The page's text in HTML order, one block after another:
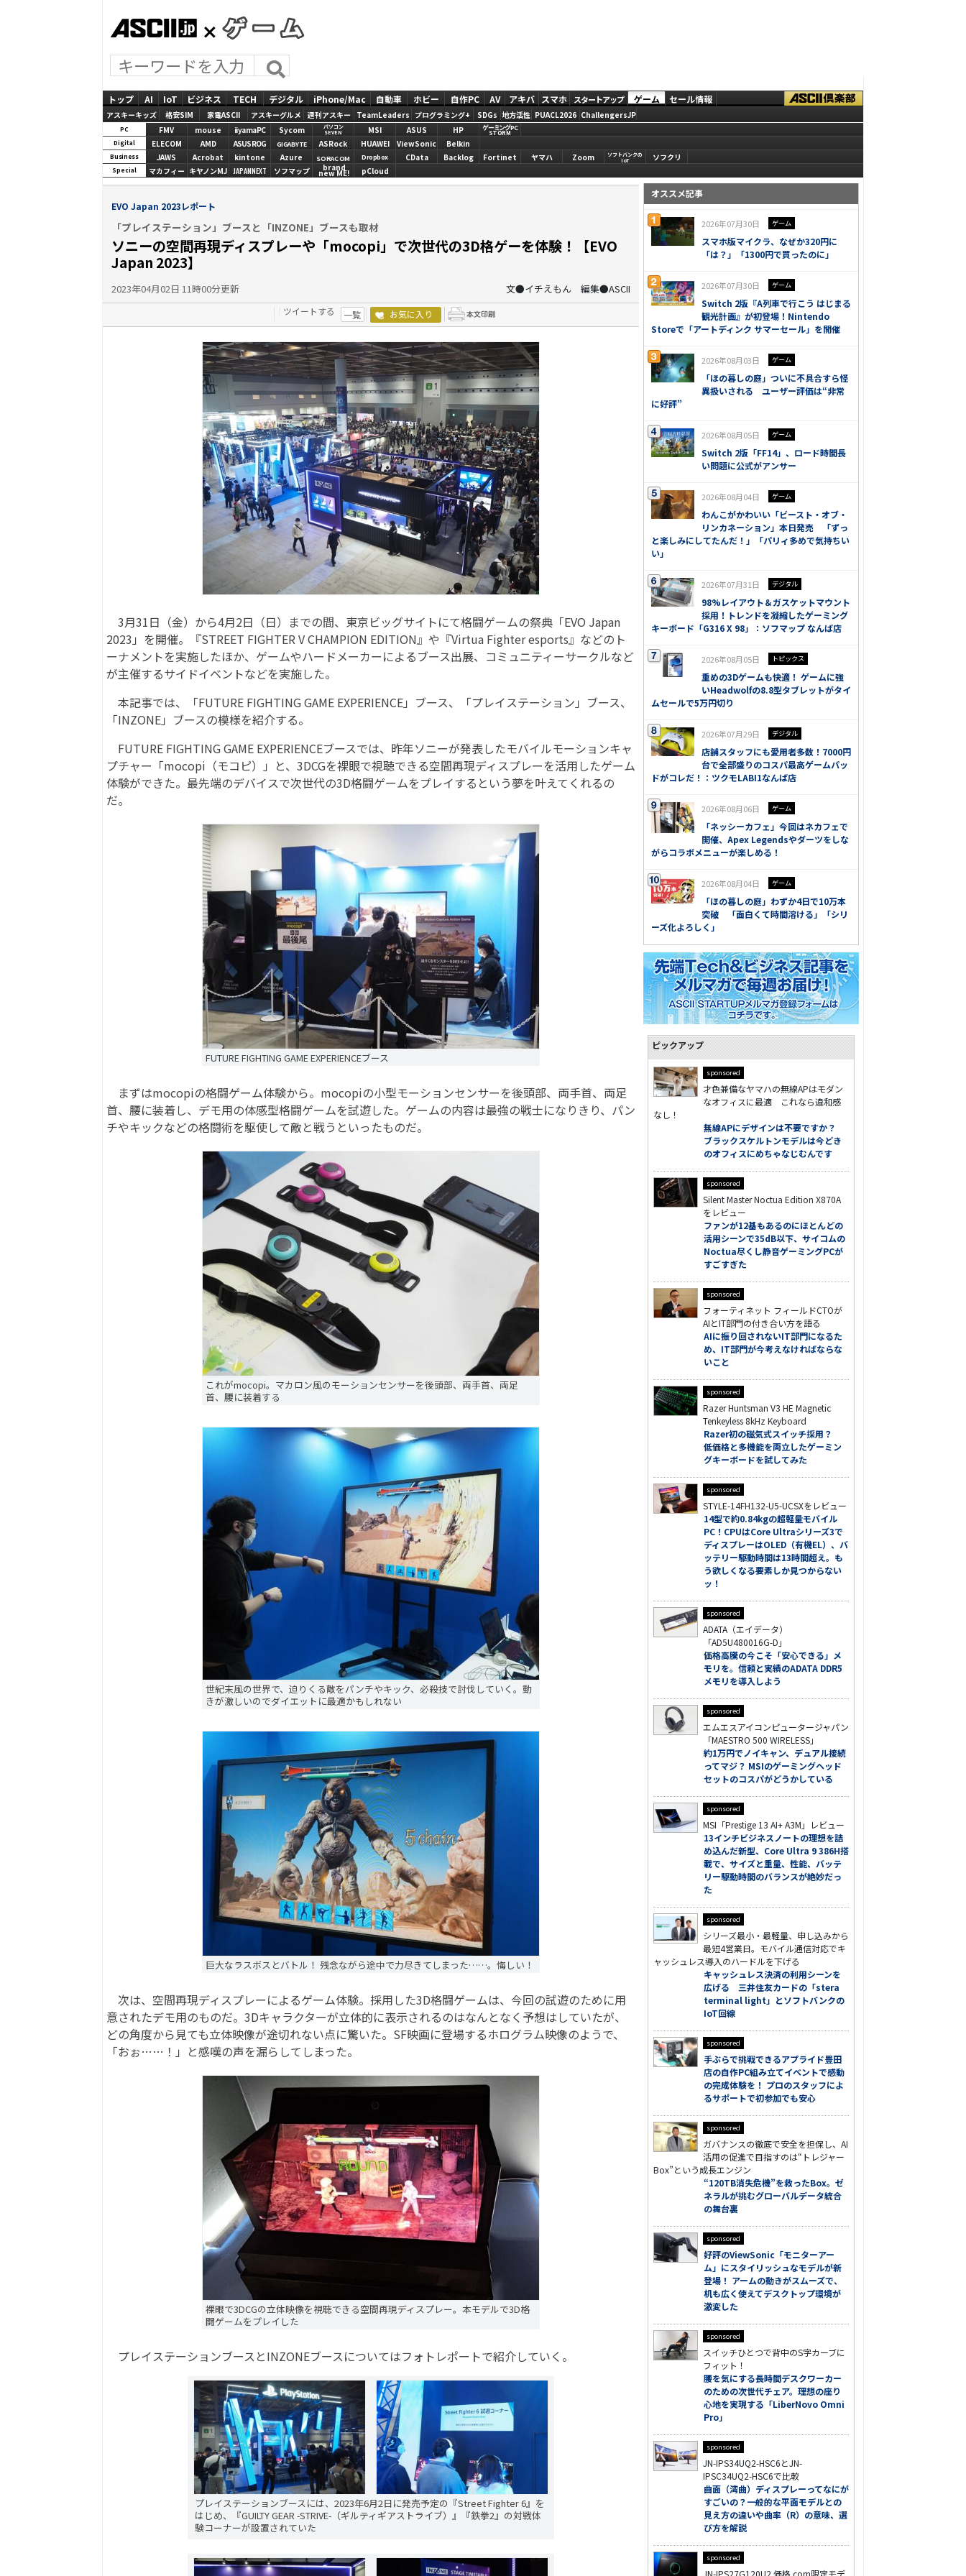
トップ AI IoT ビジネス TECH デジタル iPhone/Mac 自動車 ホビー 自作PC AV アキバ スマホ スタートアップ ゲーム セール情報
アスキーキッズ 格安SIM 家電ASCII アスキーグルメ 週刊アスキー TeamLeaders プログラミング+ SDGs 地方活性 PUACL2026 ChallengersJP
PC FMV mouse iiyamaPC Sycom
パソコン
SEVEN
MSI ASUS HP ゲーミングPC
STORM
Digital ELECOM AMD ASUS ROG GIGABYTE ASRock HUAWEI ViewSonic Belkin
Business JAWS Acrobat kintone Azure SORACOM Dropbox CData Backlog Fortinet ヤマハ Zoom
ソフトバンクの
IoT
ソフクリ
Special マカフィー キヤノンMJ JAPANNEXT ソフマップ brand
new ME! pCloud
EVO Japan 2023レポート
「プレイステーション」ブースと「INZONE」ブースも取材
ソニーの空間再現ディスプレーや「mocopi」で次世代の3D格ゲーを体験！【EVO
Japan 2023】
2023年04月02日 11時00分更新 文●イチえもん 編集●ASCII
ツイートする 一覧 お気に入り
3月31日（金）から4月2日（日）までの間、東京ビッグサイトにて格闘ゲームの祭典「EVO Japan
2023」を開催。『STREET FIGHTER V CHAMPION EDITION』や『Virtua Fighter esports』などのト
ーナメントを実施したほか、ゲームやハードメーカーによるブース出展、コミュニティーサークルなど
が主催するサイドイベントなどを実施した。
本記事では、「FUTURE FIGHTING GAME EXPERIENCE」ブース、「プレイステーション」ブース、
「INZONE」ブースの模様を紹介する。
FUTURE FIGHTING GAME EXPERIENCEブースでは、昨年ソニーが発表したモバイルモーションキャ
プチャー「mocopi（モコピ）」と、3DCGを裸眼で視聴できる空間再現ディスプレーを活用したゲーム
体験ができた。最先端のデバイスで次世代の3D格闘ゲームをプレイするという夢を叶えてくれるの
だ。
FUTURE FIGHTING GAME EXPERIENCEブース
まずはmocopiの格闘ゲーム体験から。mocopiの小型モーションセンサーを後頭部、両手首、両足
首、腰に装着し、デモ用の体感型格闘ゲームを試遊した。ゲームの内容は最強の戦士になりきり、パン
チやキックなどの格闘術を駆使して敵と戦うといったものだ。
これがmocopi。マカロン風のモーションセンサーを後頭部、両手首、両足
首、腰に装着する
世紀末風の世界で、迫りくる敵をパンチやキック、必殺技で討伐していく。動
きが激しいのでダイエットに最適かもしれない
巨大なラスボスとバトル！ 残念ながら途中で力尽きてしまった……。悔しい！
次は、空間再現ディスプレーによるゲーム体験。採用した3D格闘ゲームは、今回の試遊のために用
意されたデモ用のものだ。3Dキャラクターが立体的に表示されるのはなんとなく予想はしていたが、
どの角度から見ても立体映像が途切れない点に驚いた。SF映画に登場するホログラム映像のようで、
「おぉ……！」と感嘆の声を漏らしてしまった。
裸眼で3DCGの立体映像を視聴できる空間再現ディスプレー。本モデルで3D格
闘ゲームをプレイした
プレイステーションブースとINZONEブースについてはフォトレポートで紹介していく。
プレイステーションブースには、2023年6月2日に発売予定の『Street Fighter 6』を
はじめ、『GUILTY GEAR -STRIVE-（ギルティギアストライブ）』『鉄拳2』の対戦体
験コーナーが設置されていた
オススメ記事
2026年07月30日 ゲーム
スマホ版マイクラ、なぜか320円に
「は？」「1300円で買ったのに」
2026年07月30日 ゲーム
Switch 2版『A列車で行こう はじまる
観光計画』が初登場！Nintendo
Storeで「アートディンク サマーセール」を開催
2026年08月03日 ゲーム
「ほの暮しの庭」ついに不具合すら怪
異扱いされる ユーザー評価は“非常
に好評”
2026年08月05日 ゲーム
Switch 2版「FF14」、ロード時間長
い問題に公式がアンサー
2026年08月04日 ゲーム
わんこがかわいい「ビースト・オブ・
リンカネーション」本日発売 「ずっ
と楽しみにしてたんだ！」「パリィ多めで気持ちい
い」
2026年07月31日 デジタル
98%レイアウト＆ガスケットマウント
採用！トレンドを凝縮したゲーミング
キーボード「G316 X 98」：ソフマップ なんば店
2026年08月05日 トピックス
重めの3Dゲームも快適！ ゲームに強
いHeadwolfの8.8型タブレットがタイ
ムセールで5万円切り
2026年07月29日 デジタル
店舗スタッフにも愛用者多数！7000円
台で全部盛りのコスパ最高ゲームパッ
ドがコレだ！：ツクモLABI1なんば店
2026年08月06日 ゲーム
「ネッシーカフェ」今回はネカフェで
開催、Apex Legendsやダーツをしな
がらコラボメニューが楽しめる！
2026年08月04日 ゲーム
「ほの暮しの庭」わずか4日で10万本
突破 「面白くて時間溶ける」「シリ
ーズ化よろしく」
ピックアップ
sponsored
才色兼備なヤマハの無線APはモダン
なオフィスに最適 これなら違和感
なし！
無線APにデザインは不要ですか？
ブラックスケルトンモデルは今どき
のオフィスにめちゃなじむんです
sponsored
Silent Master Noctua Edition X870A
をレビュー
ファンが12基もあるのにほとんどの
活用シーンで35dB以下、サイコムの
Noctua尽くし静音ゲーミングPCが
すごすぎた
sponsored
フォーティネット フィールドCTOが
AIとIT部門の付き合い方を語る
AIに振り回されないIT部門になるた
め、IT部門が今考えなければならな
いこと
sponsored
Razer Huntsman V3 HE Magnetic
Tenkeyless 8kHz Keyboard
Razer初の磁気式スイッチ採用？
低価格と多機能を両立したゲーミン
グキーボードを試してみた
sponsored
STYLE-14FH132-U5-UCSXをレビュー
14型で約0.84kgの超軽量モバイル
PC！CPUはCore Ultraシリーズ3で
ディスプレーはOLED（有機EL）、バ
ッテリー駆動時間は13時間超え。も
う欲しくなる要素しか見つからない
ッ！
sponsored
ADATA（エイデータ）
「AD5U480016G-D」
価格高騰の今こそ「安心できる」メ
モリを。信頼と実績のADATA DDR5
メモリを導入しよう
sponsored
エムエスアイコンピュータージャパン
「MAESTRO 500 WIRELESS」
約1万円でノイキャン、デュアル接続
ってマジ？ MSIのゲーミングヘッド
セットのコスパがどうかしている
sponsored
MSI「Prestige 13 AI+ A3M」レビュー
13インチビジネスノートの理想を詰
め込んだ新型、Core Ultra 9 386H搭
載で、サイズと重量、性能、バッテ
リー駆動時間のバランスが絶妙だっ
た
sponsored
シリーズ最小・最軽量、申し込みから
最短4営業日。モバイル通信対応でキ
ャッシュレス導入のハードルを下げる
キャッシュレス決済の利用シーンを
広げる 三井住友カードの「stera
terminal light」とソフトバンクの
IoT回線
sponsored
手ぶらで挑戦できるアプライド豊田
店の自作PC組み立てイベントで感動
の完成体験を！ プロのスタッフによ
るサポートで初参加でも安心
sponsored
ガバナンスの徹底で安全を担保し、AI
活用の促進で目指すのは“トレジャー
Box”という成長エンジン
“120TB消失危機”を救ったBox。ゼ
ネラルが挑むグローバルデータ統合
の舞台裏
sponsored
好評のViewSonic「モニターアー
ム」にスタイリッシュなモデルが新
登場！ アームの動きがスムーズで、
机も広く使えてデスクトップ環境が
激変した
sponsored
スイッチひとつで背中のS字カーブに
フィット！
腰を気にする長時間デスクワーカー
のための次世代チェア。理想の座り
心地を実現する「LiberNovo Omni
Pro」
sponsored
JN-IPS34UQ2-HSC6とJN-
IPSC34UQ2-HSC6で比較
曲面（湾曲）ディスプレーってなにが
すごいの？一般的な平面モデルとの
見え方の違いや曲率（R）の意味、選
び方を解説
sponsored
JN-IPS27G120U2 価格.com限定モデ